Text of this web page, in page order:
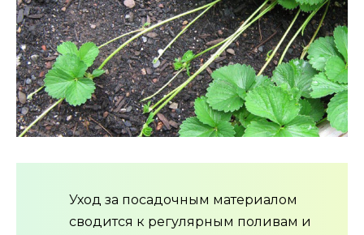
Уход за посадочным материалом
сводится к регулярным поливам и